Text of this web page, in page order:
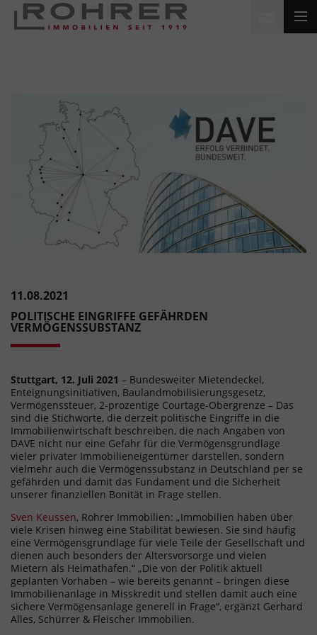
11.08.2021
POLITISCHE EINGRIFFE GEFÄHRDEN
VERMÖGENSSUBSTANZ
Stuttgart, 12. Juli 2021 – Bundesweiter Mietendeckel,
Enteignungsinitiativen, Baulandmobilisierungsgesetz,
Vermögenssteuer, 2-prozentige Courtage-Obergrenze – Das
sind die Stichworte, die derzeit politische Eingriffe in die
Immobilienwirtschaft beschreiben, die nach Angaben von
DAVE nicht nur eine Gefahr für die Vermögensgrundlage
vieler privater Immobilieneigentümer darstellen, sondern
vielmehr auch die Vermögenssubstanz in Deutschland per se
gefährden und damit das Fundament und die Sicherheit
unserer finanziellen Bonität in Frage stellen.
Sven Keussen, Rohrer Immobilien: „Immobilien haben über
viele Krisen hinweg eine Stabilität bewiesen. Sie sind häufig
eine Vermögensgrundlage für viele Teile der Gesellschaft und
dienen auch besonders der Altersvorsorge und vielen
Mietern als Heimathafen.“ „Die von der Politik aktuell
geplanten Vorhaben – wie bereits genannt – bringen diese
Immobilienanlage in Misskredit und stellen damit auch eine
sichere Vermögensanlage generell in Frage“, ergänzt Gerhard
Alles, Schürrer & Fleischer Immobilien.